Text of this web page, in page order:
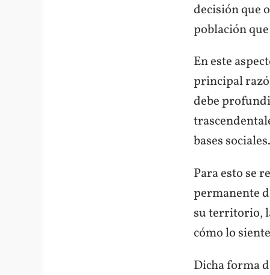
decisión que
población
En este
principal
debe
bases sociales.
Para esto se
permanente
su territorio,
cómo lo
Dicha forma